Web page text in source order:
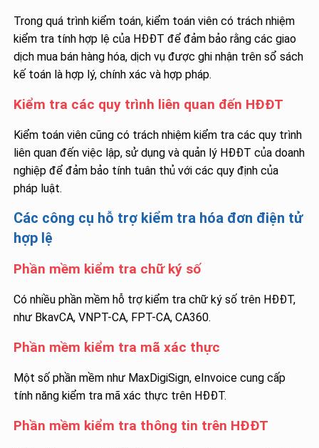
Trong quá trình kiểm toán, kiểm toán viên có trách nhiệm
kiểm tra tính hợp lệ của HĐĐT để đảm bảo rằng các giao
dịch mua bán hàng hóa, dịch vụ được ghi nhận trên sổ sách
kế toán là hợp lý, chính xác và hợp pháp.
Kiểm tra các quy trình liên quan đến HĐĐT
Kiểm toán viên cũng có trách nhiệm kiểm tra các quy trình
liên quan đến việc lập, sử dụng và quản lý HĐĐT của doanh
nghiệp để đảm bảo tính tuân thủ với các quy định của
pháp luật.
Các công cụ hỗ trợ kiểm tra hóa đơn điện tử
hợp lệ
Phần mềm kiểm tra chữ ký số
Có nhiều phần mềm hỗ trợ kiểm tra chữ ký số trên HĐĐT,
như BkavCA, VNPT-CA, FPT-CA, CA360.
Phần mềm kiểm tra mã xác thực
Một số phần mềm như MaxDigiSign, eInvoice cung cấp
tính năng kiểm tra mã xác thực trên HĐĐT.
Phần mềm kiểm tra thông tin trên HĐĐT